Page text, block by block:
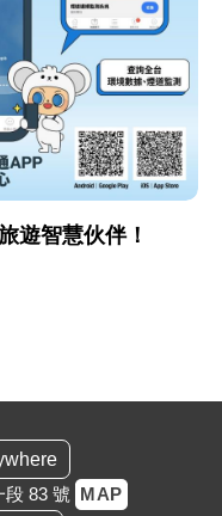
遊智慧伙伴！
83 號 MAP